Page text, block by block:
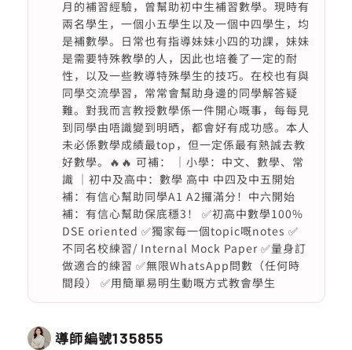
月的補習經驗，曾幫助初中生補習數學。現時有
兩名學生，一個小五學生以及一個中四學生，均
是補數學。日常也有指導妹妹小四的功課，妹妹
是需要特殊教學的人，因此也培養了一定的耐
性，以及一些教導特殊學生的技巧。在校也有與
同學交流學習，常常會幫助身邊的同學解答疑
難。對我而言教授數學係一件開心嘅事，每每見
到同學由唔識變到明晒，都會好有成功感。本人
未必係數學成績最top，但一定係最有熱誠去教
好數學。🔥🔥 可補： ｜小學：中文、數學、常
識 ｜初中及高中：數學 高中 中四及中五開始
補：有信心幫助同學A1 A2攞滿分！中六開始
補：有信心幫助保底穩3！ ✅初高中數學100%
DSE oriented ✅獨家每一個topic嘅notes ✅
不同名校練習/ Internal Mock Paper ✅量身訂
做適合的練習 ✅無限WhatsApp問數（任何時
間段） ✅用簡單易明生動嘅方式教會學生
導師編號135855